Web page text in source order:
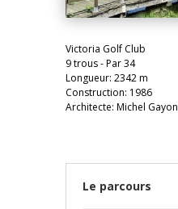
Victoria Golf Club
9 trous - Par 34
Longueur: 2342 m
Construction: 1986
Architecte: Michel Gayon
Le parcours